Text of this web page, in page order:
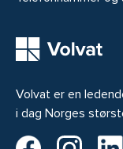
Volvat er en
i dag Norges
Volvat påVolvat